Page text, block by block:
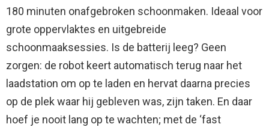
180 minuten onafgebroken schoonmaken. Ideaal voor
grote oppervlaktes en uitgebreide
schoonmaaksessies. Is de batterij leeg? Geen
zorgen: de robot keert automatisch terug naar het
laadstation om op te laden en hervat daarna precies
op de plek waar hij gebleven was, zijn taken. En daar
hoef je nooit lang op te wachten; met de ‘fast